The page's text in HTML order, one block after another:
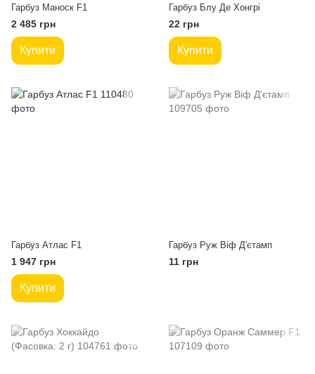
Гарбуз Маноск F1
2 485 грн
Купити
Гарбуз Блу Де Хонгрі
22 грн
Купити
Гарбуз Атлас F1
1 947 грн
Купити
Гарбуз Руж Віф Д'єтамп
11 грн